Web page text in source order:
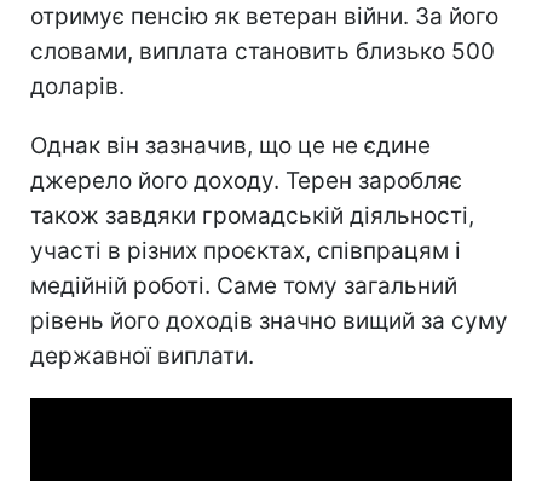
отримує пенсію як ветеран війни. За його
словами, виплата становить близько 500
доларів.
Однак він зазначив, що це не єдине
джерело його доходу. Терен заробляє
також завдяки громадській діяльності,
участі в різних проєктах, співпрацям і
медійній роботі. Саме тому загальний
рівень його доходів значно вищий за суму
державної виплати.